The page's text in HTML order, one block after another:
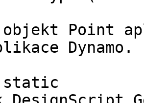
objekt Point
Dynamo.
static